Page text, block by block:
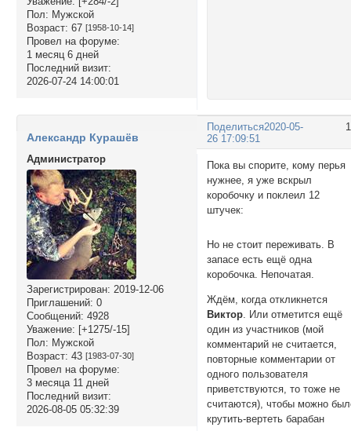
Пол: Мужской
Возраст: 67 [1958-10-14]
Провел на форуме:
1 месяц 6 дней
Последний визит:
2026-07-24 14:00:01
Поделиться2020-05-
26 17:09:51
Александр Курашёв
Администратор
Зарегистрирован: 2019-12-06
Приглашений: 0
Сообщений: 4928
Уважение: [+1275/-15]
Пол: Мужской
Возраст: 43 [1983-07-30]
Провел на форуме:
3 месяца 11 дней
Последний визит:
2026-08-05 05:32:39
Пока вы спорите, кому перья
нужнее, я уже вскрыл
коробочку и поклеил 12
штучек:
Но не стоит переживать. В
запасе есть ещё одна
коробочка. Непочатая.
Ждём, когда откликнется
Виктор. Или отметится ещё
один из участников (мой
комментарий не считается,
повторные комментарии от
одного пользователя
приветствуются, то тоже не
считаются), чтобы можно
крутить-вертеть барабан